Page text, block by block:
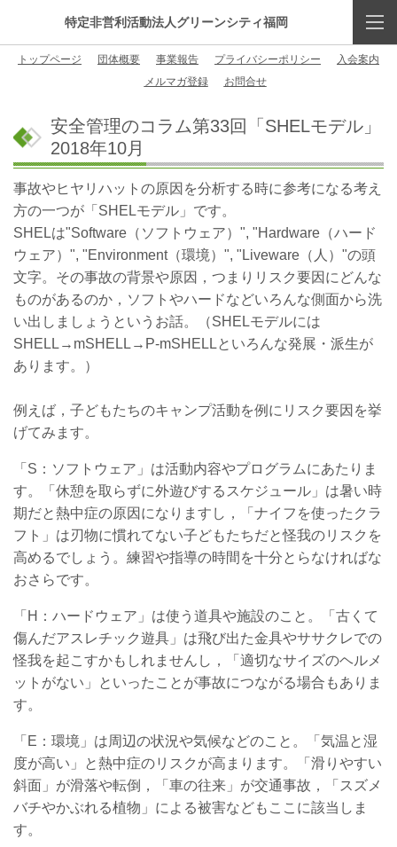
特定非営利活動法人グリーンシティ福岡
トップページ 団体概要 事業報告 プライバシーポリシー
入会案内
メルマガ登録
お問合せ
安全管理のコラム第33回「SHELモデル」
2018年10月
事故やヒヤリハットの原因を分析する時に参考になる考え
方の一つが「SHELモデル」です。
SHELは"Software（ソフトウェア）", "Hardware（ハード
ウェア）", "Environment（環境）", "Liveware（人）"の頭
文字。その事故の背景や原因，つまりリスク要因にどんな
ものがあるのか，ソフトやハードなどいろんな側面から洗
い出しましょうというお話。（SHELモデルには
SHELL→mSHELL→P-mSHELLといろんな発展・派生が
あります。）
例えば，子どもたちのキャンプ活動を例にリスク要因を挙
げてみます。
「S：ソフトウェア」は活動内容やプログラムにあたりま
す。「休憩を取らずに外遊びするスケジュール」は暑い時
期だと熱中症の原因になりますし，「ナイフを使ったクラ
フト」は刃物に慣れてない子どもたちだと怪我のリスクを
高めるでしょう。練習や指導の時間を十分とらなければな
おさらです。
「H：ハードウェア」は使う道具や施設のこと。「古くて
傷んだアスレチック遊具」は飛び出た金具やササクレでの
怪我を起こすかもしれませんし，「適切なサイズのヘルメ
ットがない」といったことが事故につながる場合もありま
す。
「E：環境」は周辺の状況や気候などのこと。「気温と湿
度が高い」と熱中症のリスクが高まります。「滑りやすい
斜面」が滑落や転倒，「車の往来」が交通事故，「スズメ
バチやかぶれる植物」による被害などもここに該当しま
す。